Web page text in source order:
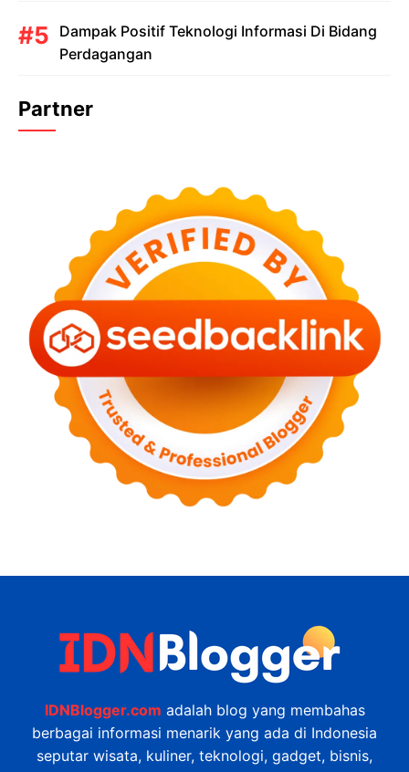
Dampak Positif Teknologi Informasi Di Bidang
Perdagangan
Partner
IDNBlogger.com adalah blog yang membahas
berbagai informasi menarik yang ada di Indonesia
seputar wisata, kuliner, teknologi, gadget, bisnis,